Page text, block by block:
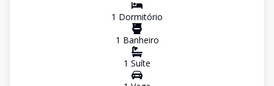
1 Dormitório
1 Banheiro
1 Suíte